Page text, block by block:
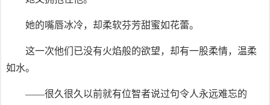
她的嘴唇冰冷，却柔软芬芳甜蜜如花蕾。
这一次他们已没有火焰般的欲望，却有一股柔情，温柔
如水。
——很久很久以前就有位智者说过句令人永远难忘的